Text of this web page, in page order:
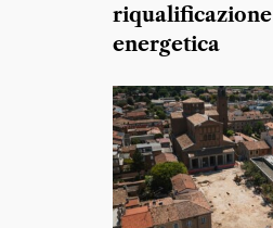
riqualificazione
energetica